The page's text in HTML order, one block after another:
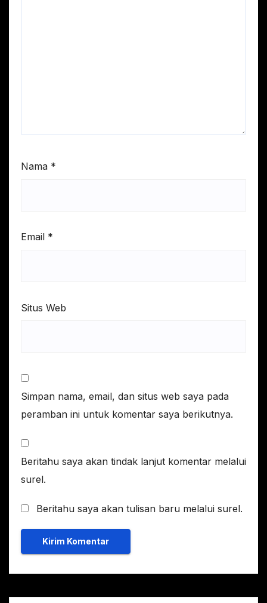
Nama *
Email *
Situs Web
Simpan nama, email, dan situs web saya pada
peramban ini untuk komentar saya berikutnya.
Beritahu saya akan tindak lanjut komentar melalui
surel.
Beritahu saya akan tulisan baru melalui surel.